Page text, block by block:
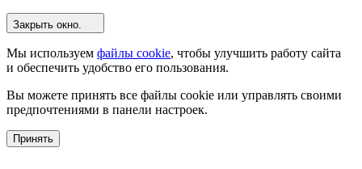
Закрыть окно.
Мы используем файлы cookie, чтобы улучшить работу сайта
и обеспечить удобство его пользования.
Вы можете принять все файлы cookie или управлять своими
предпочтениями в панели настроек.
Принять